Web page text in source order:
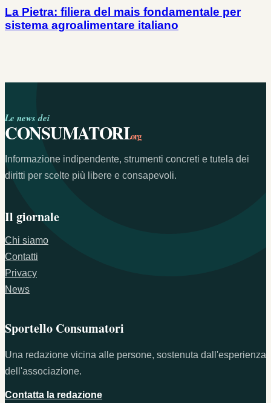
La Pietra: filiera del mais fondamentale per
sistema agroalimentare italiano
Le news dei
CONSUMATORI.org
Informazione indipendente, strumenti concreti e tutela dei
diritti per scelte più libere e consapevoli.
Il giornale
Chi siamo
Contatti
Privacy
News
Sportello Consumatori
Una redazione vicina alle persone, sostenuta dall'esperienza
dell'associazione.
Contatta la redazione